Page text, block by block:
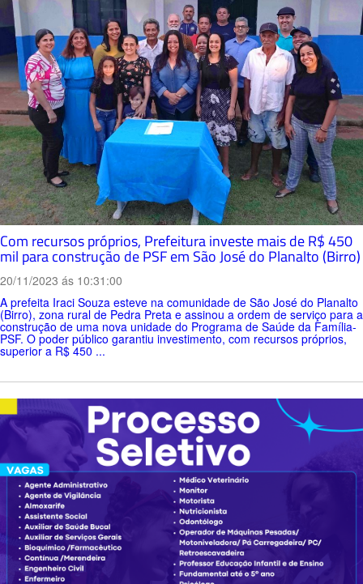
Com recursos próprios, Prefeitura investe mais de R$ 450
mil para construção de PSF em São José do Planalto (Birro)
20/11/2023 ás 10:31:00
A prefeita Iraci Souza esteve na comunidade de São José do Planalto
(Birro), zona rural de Pedra Preta e assinou a ordem de serviço para a
construção de uma nova unidade do Programa de Saúde da Família-
PSF. O poder público garantiu investimento, com recursos próprios,
superior a R$ 450 ...